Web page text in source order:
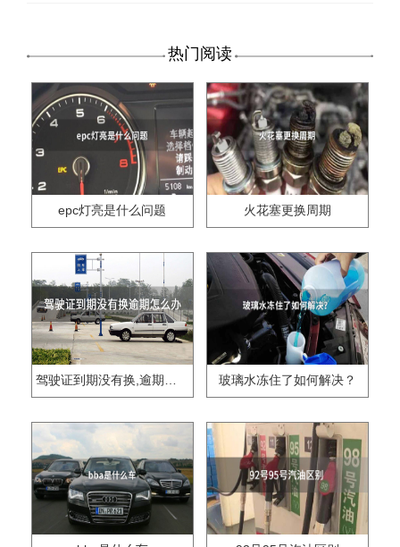
热门阅读
epc灯亮是什么问题 火花塞更换周期
驾驶证到期没有换,逾期怎么办?? 玻璃水冻住了如何解决？